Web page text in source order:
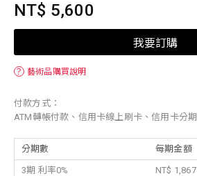
NT$ 5,600
我要訂購
？ 藝術品購買說明
付款方式：
ATM轉帳付款、信用卡線上刷卡、信用卡分期
分期數 每期金額
3期 利率0%
NT$ 1,867